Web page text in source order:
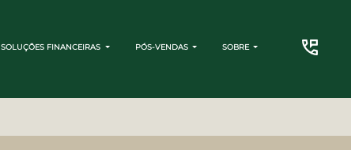
SOLUÇÕES FINANCEIRAS PÓS-VENDAS SOBRE